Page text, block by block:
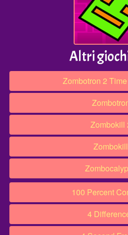
Altri
Zombotron 2
Zombokill
Zombokill
100 Percent
4